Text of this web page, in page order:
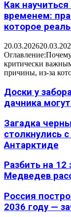
Как
временем:
которое
20.03.2026
критически
причины, из-за
Доски у
дачника
Загадка
столкнулись
Антарктиде
Разбить на 12
Медведев
Россия
2036 году —